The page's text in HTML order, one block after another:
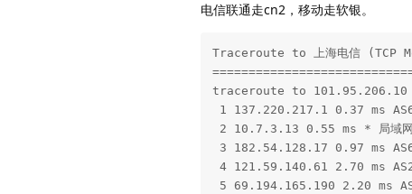
电信联通走cn2，移动走软银。
Traceroute to 上海电信 (TCP
traceroute to
1 137.220.217.1 0.37 ms
2 10.7.3.13 0.55 ms * 局域网
3 182.54.128.17 0.97 ms
4 121.59.140.61 2.70 ms
5 69.194.165.190 2.20 ms